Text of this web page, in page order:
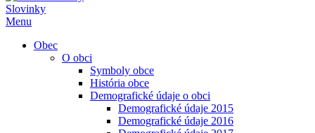
Slovinky
Menu
Obec
O obci
Symboly obce
História obce
Demografické údaje o obci
Demografické údaje 2015
Demografické údaje 2016